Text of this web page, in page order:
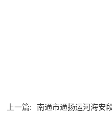
上一篇:
南通市通扬运河海安